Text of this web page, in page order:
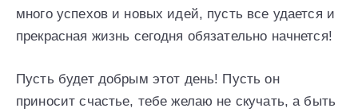
много успехов и новых идей, пусть все удается и
прекрасная жизнь сегодня обязательно начнется!
Пусть будет добрым этот день! Пусть он
приносит счастье, тебе желаю не скучать, а быть